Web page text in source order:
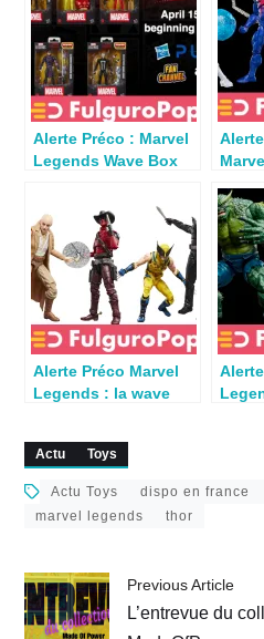
Alerte Préco : Marvel
Legends Wave Box
2026
Alerte Préco Marvel
Legends : la wave
France
Actu Toys
Actu Toys dispo en france
marvel legends
thor
Previous Article
L’entrevue du